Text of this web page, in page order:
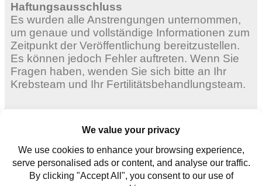
Haftungsausschluss
Es wurden alle Anstrengungen unternommen,
um genaue und vollständige Informationen zum
Zeitpunkt der Veröffentlichung bereitzustellen.
Es können jedoch Fehler auftreten. Wenn Sie
Fragen haben, wenden Sie sich bitte an Ihr
Krebsteam und Ihr Fertilitätsbehandlungsteam.
Für junge Männer
Kontaktieren Sie uns